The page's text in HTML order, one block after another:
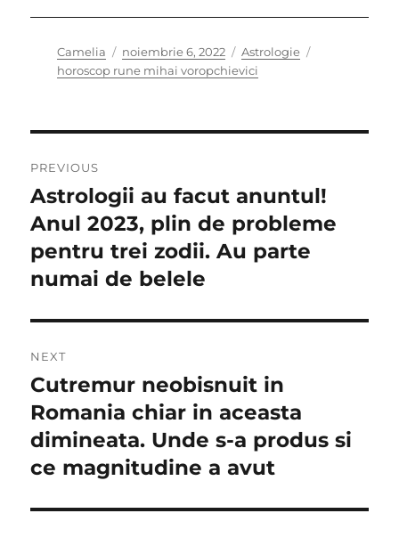
Author
Camelia
Posted
on
noiembrie 6, 2022 Categories
Astrologie
horoscop rune mihai voropchievici
în
articole
PREVIOUS
Previous
post:
Astrologii au facut anuntul!
Anul 2023, plin de probleme
pentru trei zodii. Au parte
numai de belele
NEXT
Next
post:
Cutremur neobisnuit in
Romania chiar in aceasta
dimineata. Unde s-a produs si
ce magnitudine a avut